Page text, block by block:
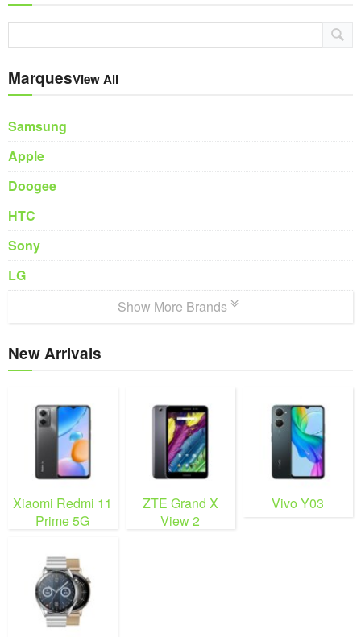
MarquesView All
Samsung
Apple
Doogee
HTC
Sony
LG
Show More Brands
New Arrivals
Xiaomi Redmi 11
Prime 5G
ZTE Grand X
View 2
Vivo Y03